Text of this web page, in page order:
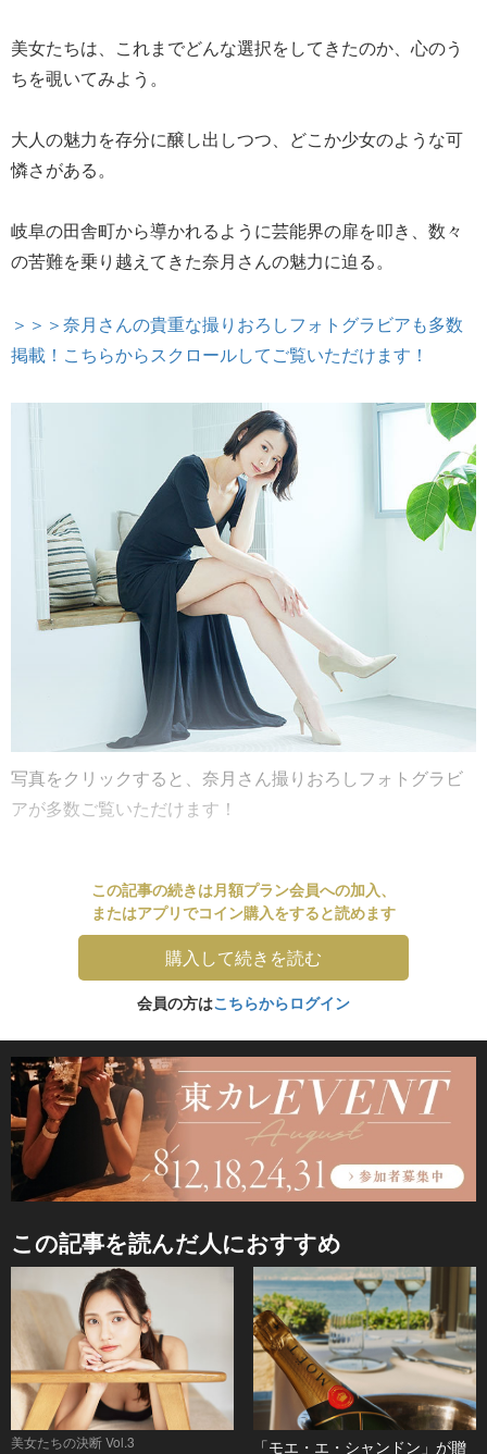
美女たちは、これまでどんな選択をしてきたのか、心のう
ちを覗いてみよう。
大人の魅力を存分に醸し出しつつ、どこか少女のような可
憐さがある。
岐阜の田舎町から導かれるように芸能界の扉を叩き、数々
の苦難を乗り越えてきた奈月さんの魅力に迫る。
＞＞＞奈月さんの貴重な撮りおろしフォトグラビアも多数
掲載！こちらからスクロールしてご覧いただけます！
写真をクリックすると、奈月さん撮りおろしフォトグラビ
アが多数ご覧いただけます！
この記事の続きは月額プラン会員への加入、
またはアプリでコイン購入をすると読めます
購入して続きを読む
会員の方はこちらからログイン
この記事を読んだ人におすすめ
美女たちの決断 Vol.3 「モエ・エ・シャンドン」が贈